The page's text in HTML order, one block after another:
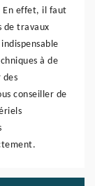
En effet, il faut
de travaux
à de
des
conseiller de